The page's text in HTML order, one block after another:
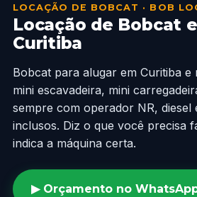
LOCAÇÃO DE BOBCAT · BOB
Locação de Bobcat
Curitiba
Bobcat para alugar em Curitiba e
mini escavadeira, mini
sempre com operador NR, diesel
inclusos. Diz o que você precisa
indica a máquina certa.
▶ Orçamento no